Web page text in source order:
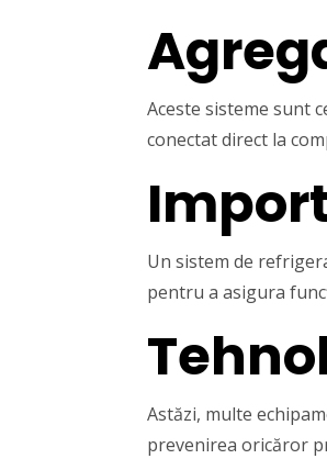
Aceste sisteme sunt
conectat direct la
Un sistem de
pentru a asigura
Astăzi, multe
prevenirea oricăror